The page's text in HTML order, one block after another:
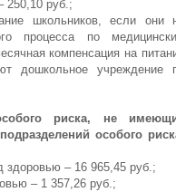
250,10 руб.;
школьников, если они
процесса по
компенсация на
дошкольное учреждение
риска, не
особого
здоровью – 16 965,45 руб.;
– 1 357,26 руб.;